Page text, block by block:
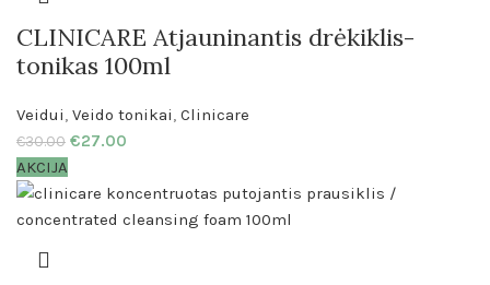
CLINICARE Atjauninantis drėkiklis-
tonikas 100ml
Veidui, Veido tonikai, Clinicare
€30.00 €27.00
AKCIJA